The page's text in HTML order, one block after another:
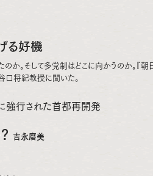
る好機
か。そして多党制はどこに向かうのか。『
口将紀教授に聞いた。
に強行された首都再開発
吉永磨美